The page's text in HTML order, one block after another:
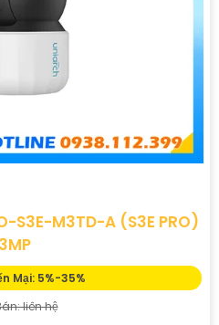
S3E-M3TD-A (S3E PRO)
3MP
Mại: 5%-35%
liên hệ